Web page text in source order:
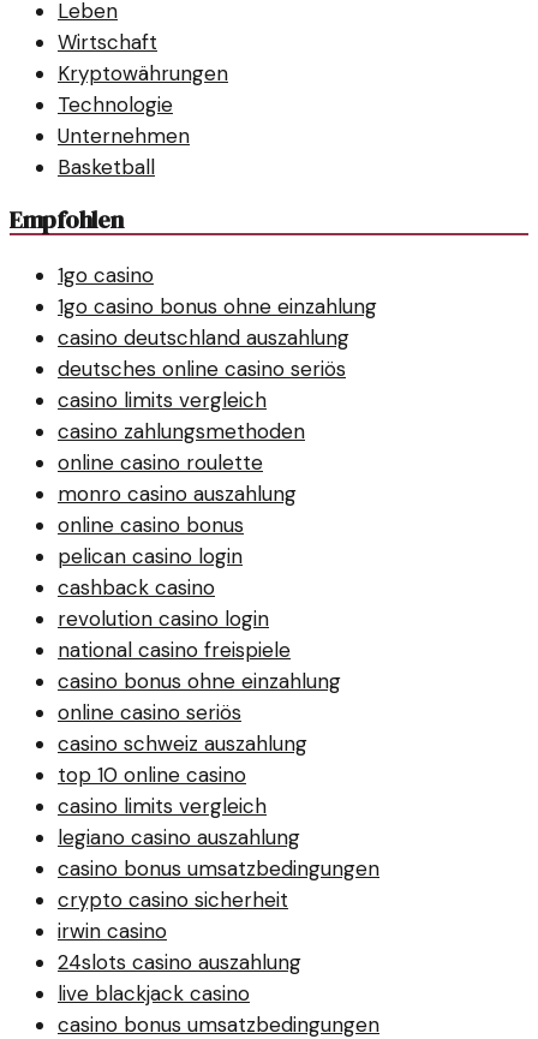
Leben
Wirtschaft
Kryptowährungen
Technologie
Unternehmen
Basketball
Empfohlen
1go casino
1go casino bonus ohne einzahlung
casino deutschland auszahlung
deutsches online casino seriös
casino limits vergleich
casino zahlungsmethoden
online casino roulette
monro casino auszahlung
online casino bonus
pelican casino login
cashback casino
revolution casino login
national casino freispiele
casino bonus ohne einzahlung
online casino seriös
casino schweiz auszahlung
top 10 online casino
casino limits vergleich
legiano casino auszahlung
casino bonus umsatzbedingungen
crypto casino sicherheit
irwin casino
24slots casino auszahlung
live blackjack casino
casino bonus umsatzbedingungen